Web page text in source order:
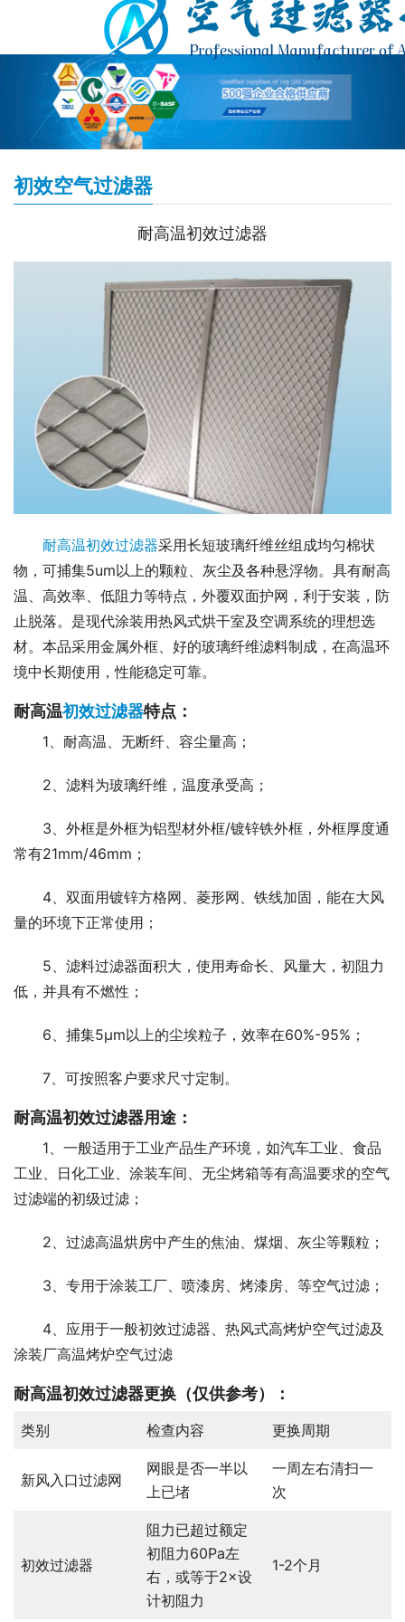
初效空气过滤器
耐高温初效过滤器
耐高温初效过滤器采用长短玻璃纤维丝组成均匀棉状
物，可捕集5um以上的颗粒、灰尘及各种悬浮物。具有耐高
温、高效率、低阻力等特点，外覆双面护网，利于安装，防
止脱落。是现代涂装用热风式烘干室及空调系统的理想选
材。本品采用金属外框、好的玻璃纤维滤料制成，在高温环
境中长期使用，性能稳定可靠。
耐高温初效过滤器特点：
1、耐高温、无断纤、容尘量高；
2、滤料为玻璃纤维，温度承受高；
3、外框是外框为铝型材外框/镀锌铁外框，外框厚度通
常有21mm/46mm；
4、双面用镀锌方格网、菱形网、铁线加固，能在大风
量的环境下正常使用；
5、滤料过滤器面积大，使用寿命长、风量大，初阻力
低，并具有不燃性；
6、捕集5μm以上的尘埃粒子，效率在60%-95%；
7、可按照客户要求尺寸定制。
耐高温初效过滤器用途：
1、一般适用于工业产品生产环境，如汽车工业、食品
工业、日化工业、涂装车间、无尘烤箱等有高温要求的空气
过滤端的初级过滤；
2、过滤高温烘房中产生的焦油、煤烟、灰尘等颗粒；
3、专用于涂装工厂、喷漆房、烤漆房、等空气过滤；
4、应用于一般初效过滤器、热风式高烤炉空气过滤及
涂装厂高温烤炉空气过滤
耐高温初效过滤器更换 （仅供参考）：
类别 检查内容 更换周期
新风入口过滤网
网眼是否一半以
上已堵
一周左右清扫一
次
初效过滤器
阻力已超过额定
初阻力60Pa左
右，或等于2×设
计初阻力
1-2个月